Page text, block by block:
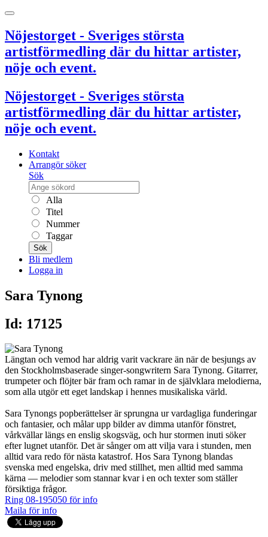
Nöjestorget - Sveriges största
artistförmedling där du hittar artister,
nöje och event.
Nöjestorget - Sveriges största
artistförmedling där du hittar artister,
nöje och event.
Kontakt
Arrangör söker
Sök
Alla
Titel
Nummer
Taggar
Sök
Bli medlem
Logga in
Sara Tynong
Id: 17125
Längtan och vemod har aldrig varit vackrare än när de besjungs av
den Stockholmsbaserade singer-songwritern Sara Tynong. Gitarrer,
trumpeter och flöjter bär fram och ramar in de självklara melodierna,
som alla utgör ett eget landskap i hennes musikaliska värld.
Sara Tynongs popberättelser är sprungna ur vardagliga funderingar
och fantasier, och målar upp bilder av dimma utanför fönstret,
vårkvällar längs en enslig skogsväg, och hur stormen inuti söker
efter lugnet utanför. Det är sånger om att vilja vara i stunden, men
alltid vara redo för nästa katastrof. Hos Sara Tynong blandas
svenska med engelska, driv med stillhet, men alltid med samma
kärna — melodier som stannar kvar i en och texter som ställer
försiktiga frågor.
Ring 08-195050 för info
Maila för info